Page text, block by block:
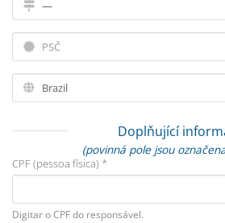
Doplňující
(povinná pole jsou
CPF (pessoa física) *
Digitar o CPF do responsável.